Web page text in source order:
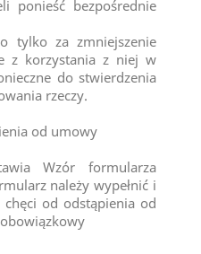
bezpośrednie
za zmniejszenie
z korzystania z niej w
do stwierdzenia
rzeczy.
od umowy
Wzór formularza
należy wypełnić i
chęci od odstąpienia od